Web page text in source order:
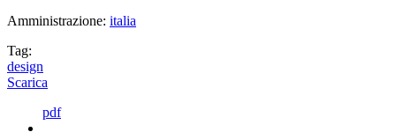
Amministrazione: italia
Tag:
design
Scarica
pdf